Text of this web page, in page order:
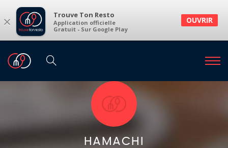
× Trouve Ton Resto
Application officielle
Gratuit - Sur Google Play
OUVRIR
HAMACHI